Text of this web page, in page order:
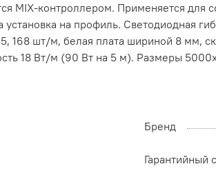
MIX-контроллером. Применяется для
на профиль. Светодиодная
168 шт/м, белая плата шириной 8
18 Вт/м (90 Вт на 5 м). Размеры
Бренд
Гарантийный